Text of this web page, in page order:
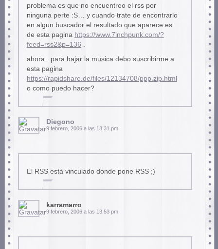
problema es que no encuentreo el rss por
ninguna perte :S… y cuando trate de encontrarlo
en algun buscador el resultado que aparece es
de esta pagina https://www.7inchpunk.com/?
feed=rss2&p=136
ahora.. para bajar la musica debo suscribirme a
esta pagina
https://rapidshare.de/files/12134708/ppp.zip.html
o como puedo hacer?
Diegono
9 febrero, 2006 a las 13:31 pm
El RSS está vinculado donde pone RSS ;)
karramarro
9 febrero, 2006 a las 13:53 pm